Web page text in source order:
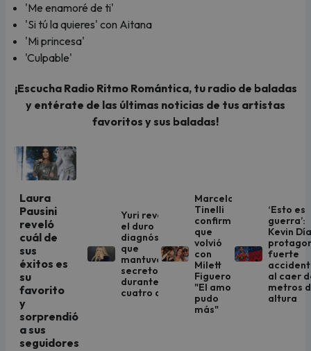
'Me enamoré de ti'
'Si tú la quieres' con Aitana
'Mi princesa'
'Culpable'
¡Escucha Radio Ritmo Romántica, tu radio de baladas
y entérate de las últimas noticias de tus artistas
favoritos y sus baladas!
Laura
Pausini
reveló
cuál de
sus
éxitos es
su
favorito
y
sorprendió
a sus
seguidores
Yuri revela
el duro
diagnóstico
que
mantuvo en
secreto
durante
cuatro años
Marcelo
Tinelli
confirma
que
volvió
con
Milett
Figueroa:
"El amor
pudo
más"
‘Esto es
guerra’:
Kevin
fuerte
al caer
metros
altura